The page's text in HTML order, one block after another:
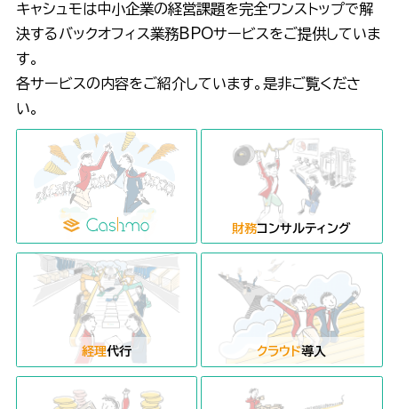
キャシュモは中小企業の経営課題を完全ワンストップで解
決するバックオフィス業務BPOサービスをご提供していま
す。
各サービスの内容をご紹介しています。是非ご覧くださ
い。
財務コンサルティング
経理代行 クラウド導入